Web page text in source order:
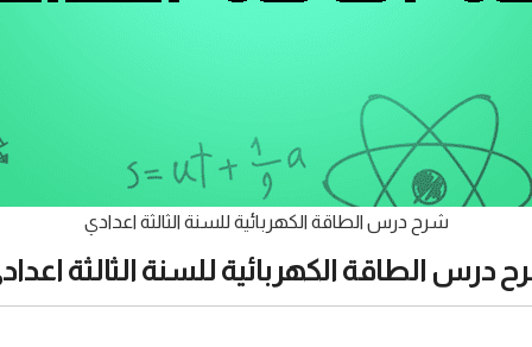
شرح درس الطاقة الكهربائية للسنة الثالثة اعدادي
درس الطاقة الكهربائية للسنة الثالثة